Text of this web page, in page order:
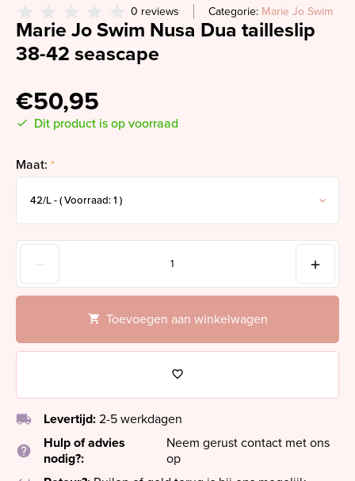
0 reviews Categorie: Marie Jo Swim
Marie Jo Swim Nusa Dua tailleslip
38-42 seascape
€50,95
Dit product is op voorraad
Maat: *
Toevoegen aan winkelwagen
local_shipping Levertijd: 2-5 werkdagen
help
Hulp of advies
nodig?:
Neem gerust contact met ons
op